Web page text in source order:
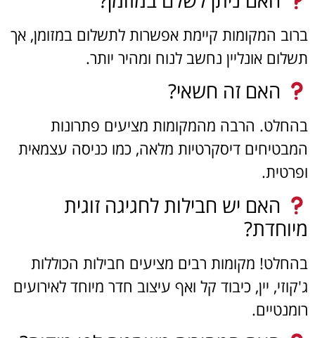
ברוב המקומות קיימת אפשרות לתשלום במזומן, אך
תשלום אונליין נחשב לנוח ומהיר יותר.
האם זה חשאי?
בהחלט. הרבה מהמקומות מציעים פתרונות
המבטיחים דיסקרטיות מלאה, כמו כניסה עצמאית
ופרטית.
האם יש חבילות לחגיגה זוגית
מיוחדת?
בהחלט! מקומות רבים מציעים חבילות הכוללות
ג'קוזי, יין, כיבוד קל ואף עיצוב חדר מיוחד לאירועים
רומנטיים.